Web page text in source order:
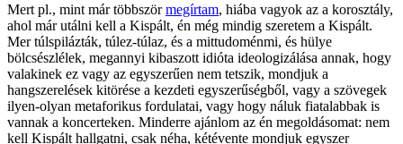
Mert pl., mint már többszörmegírtam, hiába vagyok az a korosztály,
ahol már utálni kell a Kispált, én még mindig szeretem a Kispált.
Mer túlspilázták, túlez-túlaz, és a mittudoménmi, és hülye
bölcsészlélek, megannyi kibaszott idióta ideologizálása annak, hogy
valakinek ez vagy az egyszerűen nem tetszik, mondjuk a
hangszerelések kitörése a kezdeti egyszerűségből, vagy a szövegek
ilyen-olyan metaforikus fordulatai, vagy hogy náluk fiatalabbak is
vannak a koncerteken. Minderre ajánlom az én megoldásomat: nem
kell Kispált hallgatni, csak néha, kétévente mondjuk egyszer